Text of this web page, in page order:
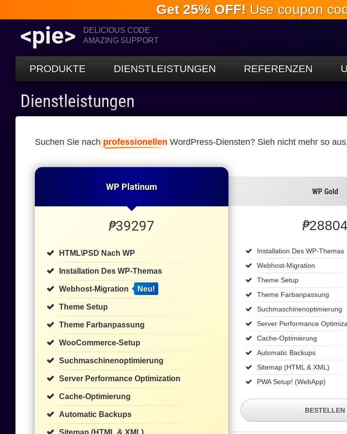
Springe
zum
Get 25% OFF! Use coupon
<pie>
DELICIOUS CODE
AMAZING SUPPORT
PRODUKTE DIENSTLEISTUNGEN REFERENZEN
Dienstleistungen
Suchen Sie nach professionellen WordPress-Diensten? Sieh nicht mehr so
WP Platinum
₱39297
HTML\PSD Nach WP
Installation Des WP-Themas
Webhost-Migration Neu!
Theme Setup
Theme Farbanpassung
WooCommerce-Setup
Suchmaschinenoptimierung
Server Performance Optimization
Cache-Optimierung
Automatic Backups
Sitemap (HTML & XML)
WP Gold
₱28804
Installation Des WP-Themas
Webhost-Migration
Theme Setup
Theme Farbanpassung
Suchmaschinenoptimierung
Server Performance
Cache-Optimierung
Automatic Backups
Sitemap (HTML & XML)
PWA Setup! (WebApp)
BESTELLEN